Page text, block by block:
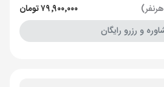
۷۹٬۹۰۰٬۰۰۰ تومان
و رزرو رایگان